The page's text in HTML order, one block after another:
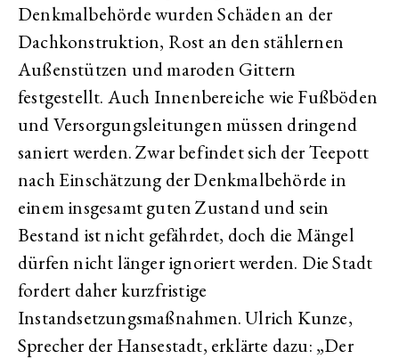
Denkmalbehörde wurden Schäden an der
Dachkonstruktion, Rost an den stählernen
Außenstützen und maroden Gittern
festgestellt. Auch Innenbereiche wie Fußböden
und Versorgungsleitungen müssen dringend
saniert werden. Zwar befindet sich der Teepott
nach Einschätzung der Denkmalbehörde in
einem insgesamt guten Zustand und sein
Bestand ist nicht gefährdet, doch die Mängel
dürfen nicht länger ignoriert werden. Die Stadt
fordert daher kurzfristige
Instandsetzungsmaßnahmen. Ulrich Kunze,
Sprecher der Hansestadt, erklärte dazu: „Der